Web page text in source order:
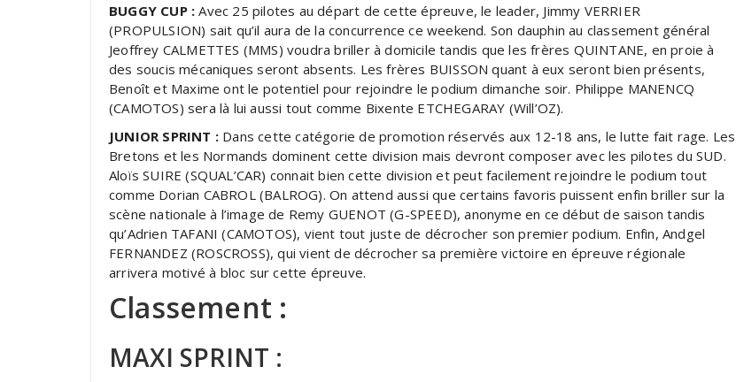
BUGGY CUP :Avec 25 pilotes au départ de cette épreuve, le leader, Jimmy VERRIER
(PROPULSION) sait qu’il aura de la concurrence ce weekend. Son dauphin au classement général
Jeoffrey CALMETTES (MMS) voudra briller à domicile tandis que les frères QUINTANE, en proie à
des soucis mécaniques seront absents. Les frères BUISSON quant à eux seront bien présents,
Benoît et Maxime ont le potentiel pour rejoindre le podium dimanche soir. Philippe MANENCQ
(CAMOTOS) sera là lui aussi tout comme Bixente ETCHEGARAY (Will’OZ).
JUNIOR SPRINT : Dans cette catégorie de promotion réservés aux 12-18 ans, le lutte fait rage. Les
Bretons et les Normands dominent cette division mais devront composer avec les pilotes du SUD.
Aloïs SUIRE (SQUAL’CAR) connait bien cette division et peut facilement rejoindre le podium tout
comme Dorian CABROL (BALROG). On attend aussi que certains favoris puissent enfin briller sur la
scène nationale à l’image de Remy GUENOT (G-SPEED), anonyme en ce début de saison tandis
qu’Adrien TAFANI (CAMOTOS), vient tout juste de décrocher son premier podium. Enfin, Andgel
FERNANDEZ (ROSCROSS), qui vient de décrocher sa première victoire en épreuve régionale
arrivera motivé à bloc sur cette épreuve.
Classement :
MAXI SPRINT :